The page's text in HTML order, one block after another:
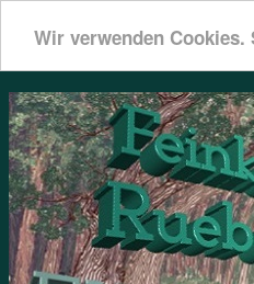
Wir verwenden Cookies.